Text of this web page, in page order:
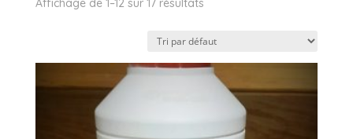
Affichage de 1–12 sur 17 résultats